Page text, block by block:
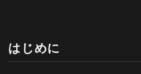
はじめに